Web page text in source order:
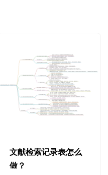
文献检索记录表怎么
做？